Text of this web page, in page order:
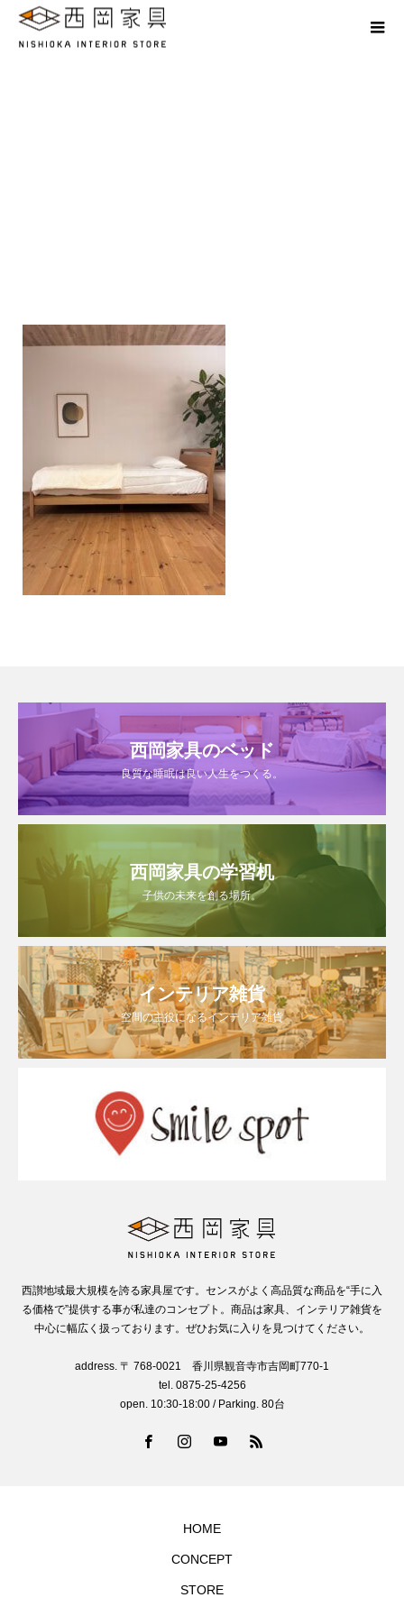
西岡家具のベッド
良質な睡眠は良い人生をつくる。
西岡家具の学習机
子供の未来を創る場所。
インテリア雑貨
空間の主役になるインテリア雑貨
西讃地域最大規模を誇る家具屋です。センスがよく高品質な商品を“手に入
る価格で”提供する事が私達のコンセプト。商品は家具、インテリア雑貨を
中心に幅広く扱っております。ぜひお気に入りを見つけてください。
address. 〒 768-0021 香川県観音寺市吉岡町770-1
tel. 0875-25-4256
open. 10:30-18:00 / Parking. 80台
HOME
CONCEPT
STORE